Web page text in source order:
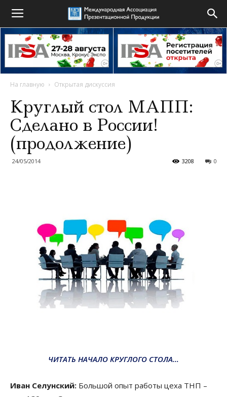
На главную Открытая дискуссия
Круглый стол МАПП:
Сделано в России!
(продолжение)
24/05/2014 0
3208
ЧИТАТЬ НАЧАЛО КРУГЛОГО СТОЛА…
Иван Селунский: Большой опыт работы цеха ТНП –